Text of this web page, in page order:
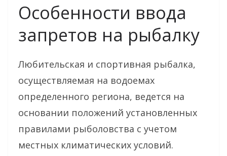
Особенности ввода
запретов на рыбалку
Любительская и спортивная рыбалка,
осуществляемая на водоемах
определенного региона, ведется на
основании положений установленных
правилами рыболовства с учетом
местных климатических условий.